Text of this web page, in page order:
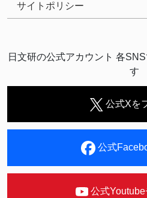
サイトポリシー
日文研の公式アカウント 各
す
公式Xを
公式
公式